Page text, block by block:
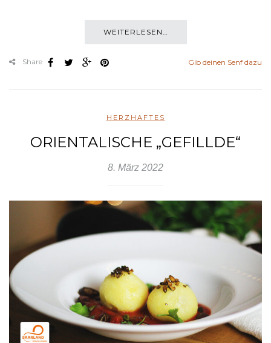
WEITERLESEN…
Gib deinen Senf dazu
Share
HERZHAFTES
ORIENTALISCHE „GEFILLDE“
8. März 2022